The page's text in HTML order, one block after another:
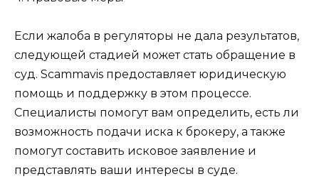
Если жалоба в регуляторы не дала результатов,
следующей стадией может стать обращение в
суд. Scammavis предоставляет юридическую
помощь и поддержку в этом процессе.
Специалисты помогут вам определить, есть ли
возможность подачи иска к брокеру, а также
помогут составить исковое заявление и
представлять ваши интересы в суде.